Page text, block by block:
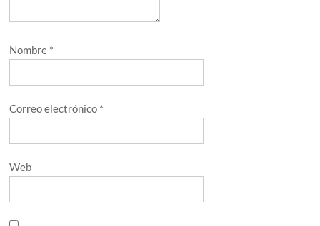
Nombre *
Correo electrónico *
Web